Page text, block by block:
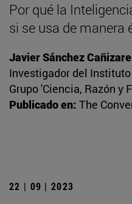
Por qué la
si se usa de manera
Javier Sánchez
Investigador del
Grupo 'Ciencia, Razón y
Publicado en: The
22 | 09 | 2023